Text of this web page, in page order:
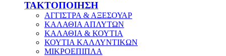
ΤΑΚΤΟΠΟΙΗΣΗ
ΑΓΓΙΣΤΡΑ & ΑΞΕΣΟΥΑΡ
ΚΑΛΑΘΙΑ ΑΠΛΥΤΩΝ
ΚΑΛΑΘΙΑ & ΚΟΥΤΙΑ
ΚΟΥΤΙΑ ΚΑΛΛΥΝΤΙΚΩΝ
ΜΙΚΡΟΕΠΙΠΛΑ